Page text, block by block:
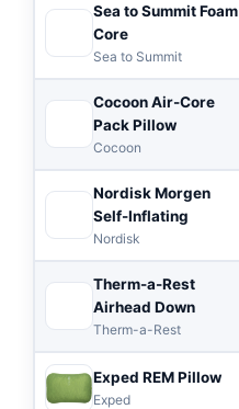
Sea to Summit Foam
Core
Sea to Summit
Cocoon Air-Core
Pack Pillow
Cocoon
Nordisk Morgen
Self-Inflating
Nordisk
Therm-a-Rest
Airhead Down
Therm-a-Rest
Exped REM Pillow
Exped